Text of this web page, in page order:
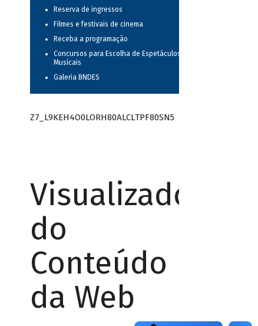
Reserva de ingressos
Filmes e festivais de cinema
Receba a programação
Concursos para Escolha de Espetáculos
Musicais
Galeria BNDES
Z7_L9KEH4O0LORH80ALCLTPF80SN5
Visualizador
do
Conteúdo
da Web